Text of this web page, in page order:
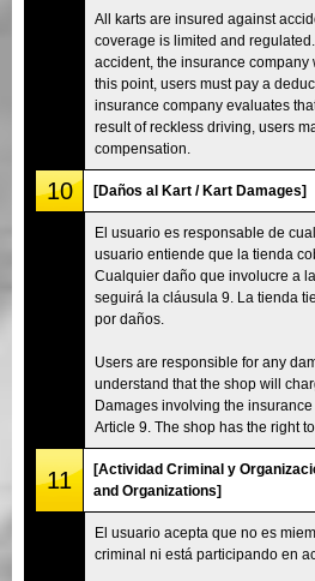
All karts are insured against
coverage is limited and
accident, the insurance company
this point, users must pay a
insurance company evaluates
result of reckless driving, users
compensation.
10 [Daños al Kart / Kart Damages]
El usuario es responsable de
usuario entiende que la tienda
Cualquier daño que involucre a
seguirá la cláusula 9. La tienda
por daños.
Users are responsible for any
understand that the shop will
Damages involving the
Article 9. The shop has the right
11
[Actividad Criminal y
and Organizations]
El usuario acepta que no es
criminal ni está participando en